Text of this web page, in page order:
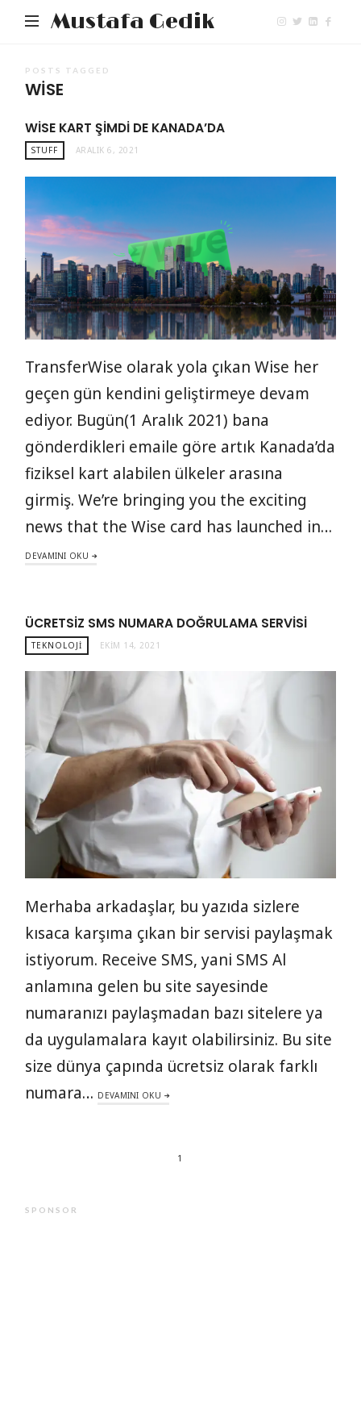
Mustafa Gedik
POSTS TAGGED
WISE
WISE KART ŞIMDI DE KANADA’DA
STUFF ARALIK 6, 2021
TransferWise olarak yola çıkan Wise her
geçen gün kendini geliştirmeye devam
ediyor. Bugün(1 Aralık 2021) bana
gönderdikleri emaile göre artık Kanada’da
fiziksel kart alabilen ülkeler arasına
girmiş. We’re bringing you the exciting
news that the Wise card has launched in…
DEVAMINI OKU
ÜCRETSIZ SMS NUMARA DOĞRULAMA SERVISI
TEKNOLOJI EKIM 14, 2021
Merhaba arkadaşlar, bu yazıda sizlere
kısaca karşıma çıkan bir servisi paylaşmak
istiyorum. Receive SMS, yani SMS Al
anlamına gelen bu site sayesinde
numaranızı paylaşmadan bazı sitelere ya
da uygulamalara kayıt olabilirsiniz. Bu site
size dünya çapında ücretsiz olarak farklı
numara… DEVAMINI OKU
1
SPONSOR